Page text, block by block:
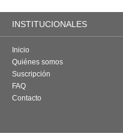
INSTITUCIONALES
Inicio
Quiénes somos
Suscripción
FAQ
Contacto